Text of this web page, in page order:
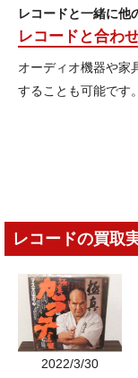
レコードと一緒に他
レコードと合わ
オーディオ機器や家
することも可能です。
レコードの買取
2022/3/30